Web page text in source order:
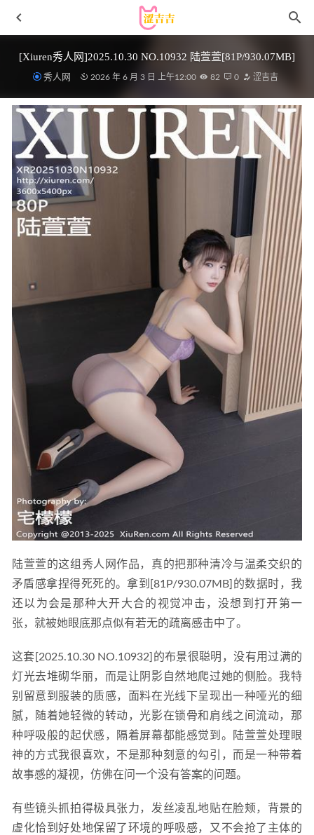
[Xiuren秀人网]2025.10.30 NO.10932 陆萱萱[81P/930.07MB]
秀人网 2026 年 6 月 3 日 上午12:00 82 0 涩吉吉
陆萱萱的这组秀人网作品，真的把那种清冷与温柔交织的
矛盾感拿捏得死死的。拿到[81P/930.07MB]的数据时，我
还以为会是那种大开大合的视觉冲击，没想到打开第一
张，就被她眼底那点似有若无的疏离感击中了。
这套[2025.10.30 NO.10932]的布景很聪明，没有用过满的
灯光去堆砌华丽，而是让阴影自然地爬过她的侧脸。我特
别留意到服装的质感，面料在光线下呈现出一种哑光的细
腻，随着她轻微的转动，光影在锁骨和肩线之间流动，那
种呼吸般的起伏感，隔着屏幕都能感觉到。陆萱萱处理眼
神的方式我很喜欢，不是那种刻意的勾引，而是一种带着
故事感的凝视，仿佛在问一个没有答案的问题。
有些镜头抓拍得极具张力，发丝凌乱地贴在脸颊，背景的
虚化恰到好处地保留了环境的呼吸感，又不会抢了主体的
[Xiuren秀人网]2023.05.24 NO.6796 利世[47+1P／417MB]
2023-10-29
樱晚gigi – NO.71 红色蝴蝶结[20P-189MB] 2022-12-02
姜仁卿 – NO.075 IKOF-2 FTF PPV _ Yuri[23P2V-288M]
微密圈/觅圈/铁粉空间等机构视图大合集【持续更新中】
阿包也是兔娘 – NO.064 拉姆 [11P-222MB]
2023-01-14